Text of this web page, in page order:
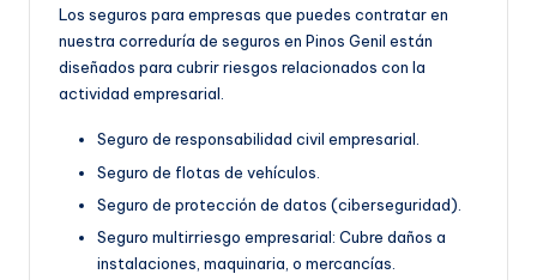
Los seguros para empresas que puedes contratar en
nuestra correduría de seguros en Pinos Genil están
diseñados para cubrir riesgos relacionados con la
actividad empresarial.
Seguro de responsabilidad civil empresarial.
Seguro de flotas de vehículos.
Seguro de protección de datos (ciberseguridad).
Seguro multirriesgo empresarial: Cubre daños a
instalaciones, maquinaria, o mercancías.